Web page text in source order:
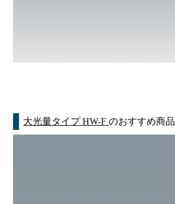
大光量タイプ HW-Fのおすすめ商品